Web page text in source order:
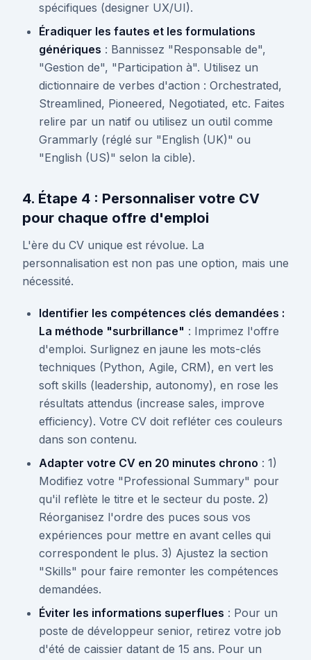
spécifiques (designer UX/UI).
Éradiquer les fautes et les formulations
génériques : Bannissez "Responsable de",
"Gestion de", "Participation à". Utilisez un
dictionnaire de verbes d'action : Orchestrated,
Streamlined, Pioneered, Negotiated, etc. Faites
relire par un natif ou utilisez un outil comme
Grammarly (réglé sur "English (UK)" ou
"English (US)" selon la cible).
4. Étape 4 : Personnaliser votre CV
pour chaque offre d'emploi
L'ère du CV unique est révolue. La
personnalisation est non pas une option, mais une
nécessité.
Identifier les compétences clés demandées :
La méthode "surbrillance" : Imprimez l'offre
d'emploi. Surlignez en jaune les mots-clés
techniques (Python, Agile, CRM), en vert les
soft skills (leadership, autonomy), en rose les
résultats attendus (increase sales, improve
efficiency). Votre CV doit refléter ces couleurs
dans son contenu.
Adapter votre CV en 20 minutes chrono : 1)
Modifiez votre "Professional Summary" pour
qu'il reflète le titre et le secteur du poste. 2)
Réorganisez l'ordre des puces sous vos
expériences pour mettre en avant celles qui
correspondent le plus. 3) Ajustez la section
"Skills" pour faire remonter les compétences
demandées.
Éviter les informations superflues : Pour un
poste de développeur senior, retirez votre job
d'été de caissier datant de 15 ans. Pour un